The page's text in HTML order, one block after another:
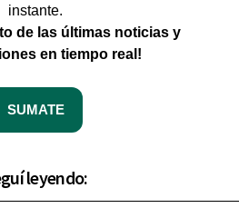
instante.
de las últimas noticias y
en tiempo real!
SUMATE
leyendo: